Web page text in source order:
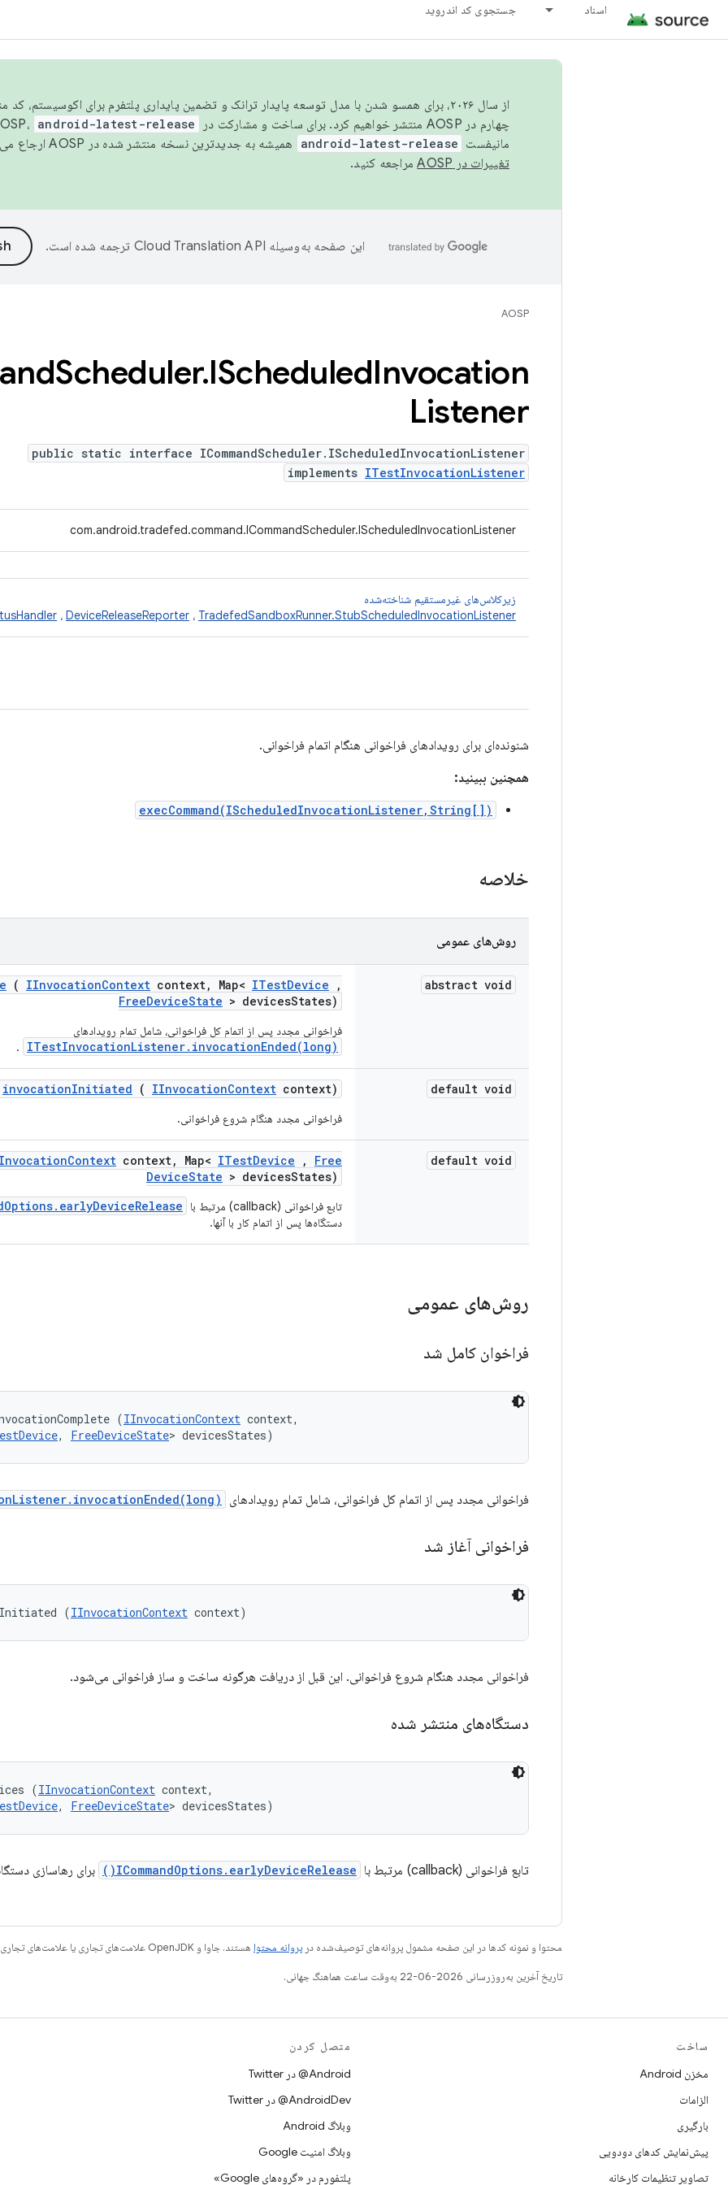
اسناد جستجوی کد اندروید
از سال ۲۰۲۶، برای همسو شدن با مدل توسعه پایدار ترانک و تضمین پایداری پلتفرم برای اکوسیستم،
چهارم در AOSP منتشر خواهیم کرد. برای ساخت و مشارکت در AOSP،
android-latest-release
مانیفست android-latest-release
همیشه به جدیدترین نسخه منتشر شده در AOSP ارجاع می‌دهد. برای اطلاعات بیشتر، به
تغییرات در AOSP
مراجعه کنید.
این صفحه به‌وسیله ترجمه شده است.
AOSP
Scheduler.IScheduledInvocation
Listener
public static interface ICommandScheduler.IScheduledInvocationListener
implements ITestInvocationListener
com.android.tradefed.command.ICommandScheduler.IScheduledInvocationListener
زیرکلاس‌های غیرمستقیم شناخته‌شده
، DeviceReleaseReporter ، TradefedSandboxRunner.StubScheduledInvocationListener
شنونده‌ای برای رویدادهای فراخوانی هنگام اتمام فراخوانی.
همچنین ببینید:
execCommand(IScheduledInvocationListener,String[])
خلاصه
روش‌های عمومی
abstract void
( IInvocationContext context, Map< ITestDevice
,
FreeDeviceState > devicesStates)
فراخوانی مجدد پس از اتمام کل فراخوانی، شامل تمام رویدادهای
ITestInvocationListener.invocationEnded(long)
.
default void
invocationInitiated ( IInvocationContext context)
فراخوانی مجدد هنگام شروع فراخوانی.
default void
Context context, Map< ITestDevice ,
Free
DeviceState > devicesStates)
تابع فراخوانی (callback) مرتبط با
دستگاه‌ها پس از اتمام کار با آنها.
روش‌های عمومی
فراخوان کامل شد
(IInvocationContext context,
, FreeDeviceState> devicesStates)
فراخوانی مجدد پس از اتمام کل فراخوانی، شامل تمام رویدادهای
فراخوانی آغاز شد
(IInvocationContext context)
فراخوانی مجدد هنگام شروع فراخوانی. این قبل از دریافت هرگونه ساخت و ساز فراخوانی می‌شود.
دستگاه‌های منتشر شده
(IInvocationContext context,
, FreeDeviceState> devicesStates)
تابع فراخوانی (callback) مرتبط با ICommandOptions.earlyDeviceRelease() برای رهاسازی
محتوا و نمونه کدها در این صفحه مشمول پروانه‌های توصیف‌شده در پروانه محتوا هستند. جاوا و OpenJDK علامت‌های تجاری یا علامت‌های تجاری ثبت‌شده Oracle و/یا وابسته‌های آن هستند.
تاریخ آخرین به‌روزرسانی 2026-06-22 به‌وقت ساعت هماهنگ جهانی.
ساخت
مخزن Android
الزامات
بارگیری
پیش‌نمایش کدهای دودویی
تصاویر تنظیمات کارخانه
متصل کردن
Android@ در Twitter
AndroidDev@ در Twitter
وبلاگ Android
وبلاگ امنیت Google
پلتفورم در «گروه‌های Google»